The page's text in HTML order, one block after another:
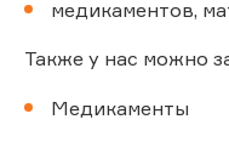
медикаментов,
Также у нас можно
Медикаменты